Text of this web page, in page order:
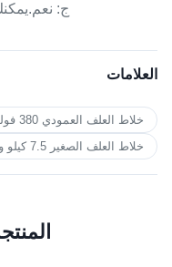
ج:
العلامات
خلاط العلف العمودي 380 فولت
خلاط العلف الصغير 7.5 كيلو وات